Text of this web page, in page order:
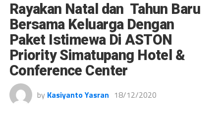
Rayakan Natal dan Tahun Baru
Bersama Keluarga Dengan
Paket Istimewa Di ASTON
Priority Simatupang Hotel &
Conference Center
by Kasiyanto Yasran 18/12/2020